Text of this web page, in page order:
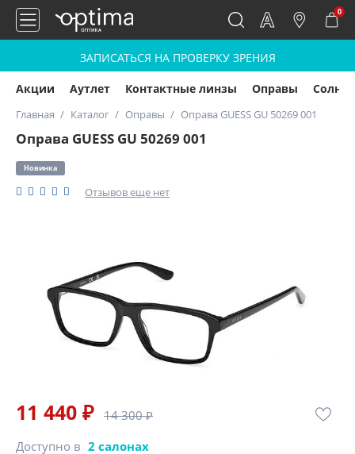
0
ЗАПИСАТЬСЯ НА ПРОВЕРКУ ЗРЕНИЯ
Акции Аутлет Контактные линзы Оправы
Главная Каталог Оправы Оправа GUESS GU 50269 001
Оправа GUESS GU 50269 001
Новинка
Отзывов еще нет
11 440 ₽ 14 300 ₽
Доступно в 2 салонах